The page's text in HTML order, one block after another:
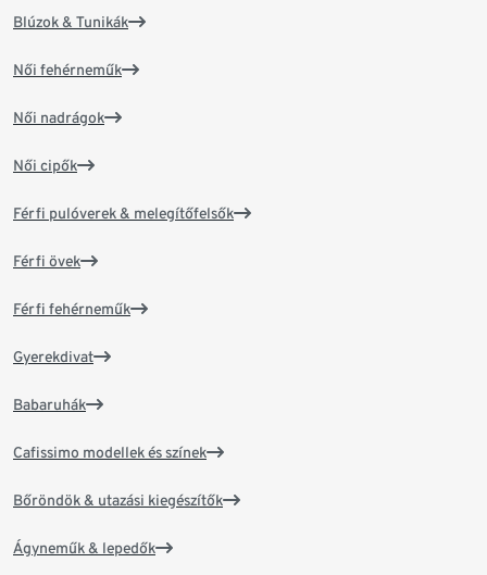
Blúzok & Tunikák
Női fehérneműk
Női nadrágok
Női cipők
Férfi pulóverek & melegítőfelsők
Férfi övek
Férfi fehérneműk
Gyerekdivat
Babaruhák
Cafissimo modellek és színek
Bőröndök & utazási kiegészítők
Ágyneműk & lepedők